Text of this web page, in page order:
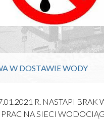
W DOSTAWIE WODY
R. NASTAPI BRAK
NA SIECI